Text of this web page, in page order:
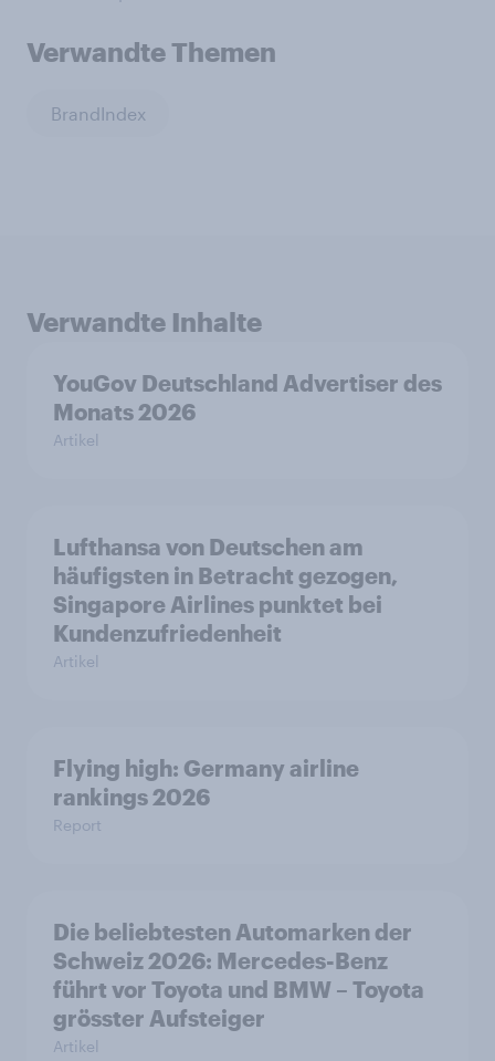
Verwandte Themen
BrandIndex
Verwandte Inhalte
YouGov Deutschland Advertiser des
Monats 2026
Artikel
Lufthansa von Deutschen am
häufigsten in Betracht gezogen,
Singapore Airlines punktet bei
Kundenzufriedenheit
Artikel
Flying high: Germany airline
rankings 2026
Report
Die beliebtesten Automarken der
Schweiz 2026: Mercedes-Benz
führt vor Toyota und BMW – Toyota
grösster Aufsteiger
Artikel